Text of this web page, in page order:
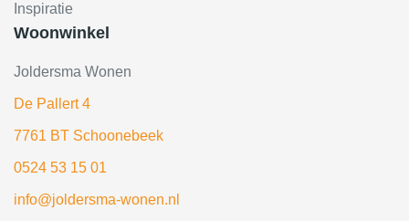
Inspiratie
Woonwinkel
Joldersma Wonen
De Pallert 4
7761 BT Schoonebeek
0524 53 15 01
info@joldersma-wonen.nl